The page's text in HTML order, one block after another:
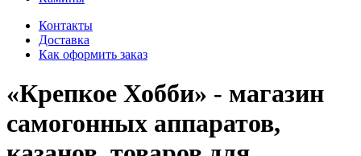
Контакты
Доставка
Как оформить заказ
«Крепкое Хобби» - магазин
самогонных аппаратов,